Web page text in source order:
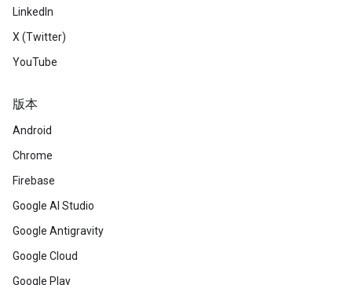
LinkedIn
X (Twitter)
YouTube
版本
Android
Chrome
Firebase
Google AI Studio
Google Antigravity
Google Cloud
Google Play